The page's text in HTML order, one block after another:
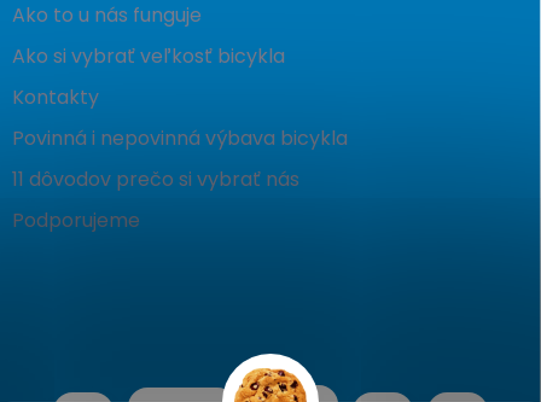
Ako to u nás funguje
Ako si vybrať veľkosť bicykla
Kontakty
Povinná i nepovinná výbava bicykla
11 dôvodov prečo si vybrať nás
Podporujeme